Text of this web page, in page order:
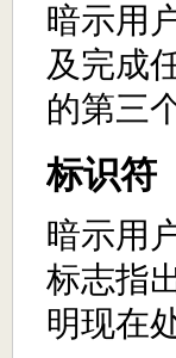
暗示用
及完成
的第三
标识符
暗示用
标志指
明现在